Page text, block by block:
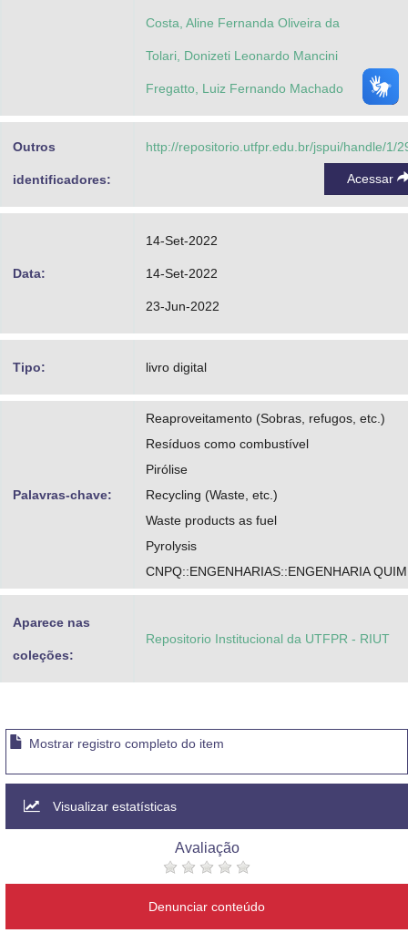
Costa, Aline Fernanda Oliveira da
Tolari, Donizeti Leonardo Mancini
Fregatto, Luiz Fernando Machado
Outros
identificadores:
http://repositorio.utfpr.edu.br/jspui/handle/1/
Acessar
Data:
14-Set-2022
14-Set-2022
23-Jun-2022
Tipo: livro digital
Palavras-chave:
Reaproveitamento (Sobras, refugos, etc.)
Resíduos como combustível
Pirólise
Recycling (Waste, etc.)
Waste products as fuel
Pyrolysis
CNPQ::ENGENHARIAS::ENGENHARIA
Aparece nas
coleções:
Repositorio Institucional da UTFPR - RIUT
Mostrar registro completo do item
Visualizar estatísticas
Avaliação
Denunciar conteúdo